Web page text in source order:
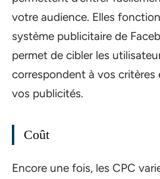
votre audience. Elles
système publicitaire de
permet de cibler les
correspondent à vos critères
vos publicités.
Coût
Encore une fois, les CPC